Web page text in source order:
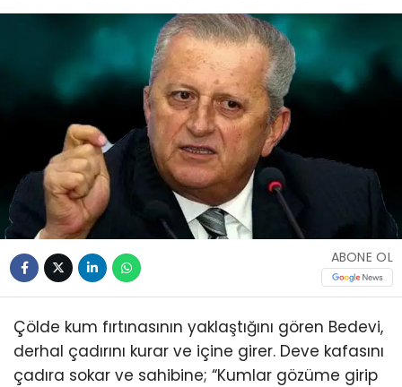
ABONE OL
Çölde kum fırtınasının yaklaştığını gören Bedevi,
derhal çadırını kurar ve içine girer. Deve kafasını
çadıra sokar ve sahibine; “Kumlar gözüme girip